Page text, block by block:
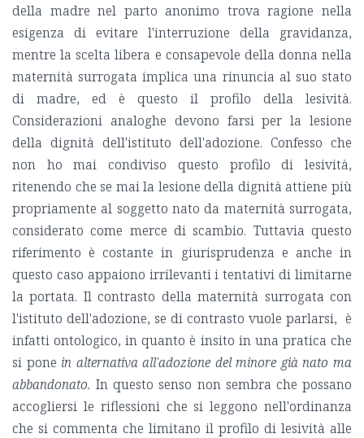
della madre nel parto anonimo trova ragione nella
esigenza di evitare l'interruzione della gravidanza,
mentre la scelta libera e consapevole della donna nella
maternità surrogata implica una rinuncia al suo stato
di madre, ed è questo il profilo della lesività.
Considerazioni analoghe devono farsi per la lesione
della dignità dell'istituto dell'adozione. Confesso che
non ho mai condiviso questo profilo di lesività,
ritenendo che se mai la lesione della dignità attiene più
propriamente al soggetto nato da maternità surrogata,
considerato come merce di scambio. Tuttavia questo
riferimento è costante in giurisprudenza e anche in
questo caso appaiono irrilevanti i tentativi di limitarne
la portata. Il contrasto della maternità surrogata con
l'istituto dell'adozione, se di contrasto vuole parlarsi, è
infatti ontologico, in quanto è insito in una pratica che
si pone in alternativa all'adozione del minore già nato ma
abbandonato.In questo senso non sembra che possano
accogliersi le riflessioni che si leggono nell'ordinanza
che si commenta che limitano il profilo di lesività alle